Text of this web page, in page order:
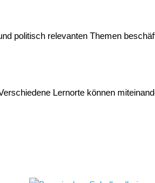
politisch relevanten Themen
Lernorte können